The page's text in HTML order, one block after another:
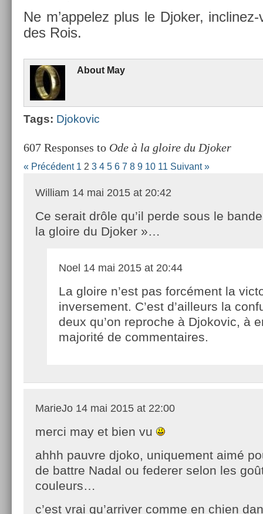
Ne m’ap­pelez plus le Djok­er,
des Rois.
About May
Tags: Djokovic
607 Responses to Ode à la gloire du Djoker
« Précédent 1 2 3 4 5 6 7 8 9 10 11 Suivant »
William 14 mai 2015 at 20:42
Ce serait drôle qu’il perde sous le
la gloire du Djoker »…
Noel 14 mai 2015 at 20:44
La gloire n’est pas forcément la
inversement. C’est d’ailleurs la
deux qu’on reproche à Djokovic, à
majorité de commentaires.
MarieJo 14 mai 2015 at 22:00
merci may et bien vu
ahhh pauvre djoko, uniquement aimé
de battre Nadal ou federer selon les
couleurs…
c’est vrai qu’arriver comme en chien